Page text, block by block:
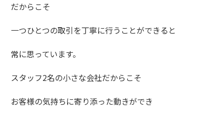
だからこそ
一つひとつの取引を丁寧に行うことができると
常に思っています。
スタッフ2名の小さな会社だからこそ
お客様の気持ちに寄り添った動きができ